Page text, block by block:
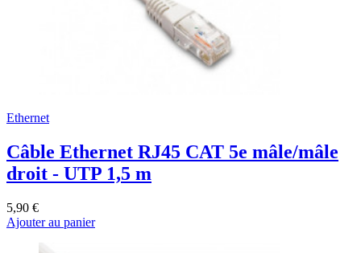
Ethernet
Câble Ethernet RJ45 CAT 5e mâle/mâle
droit - UTP 1,5 m
5,90 €
Ajouter au panier